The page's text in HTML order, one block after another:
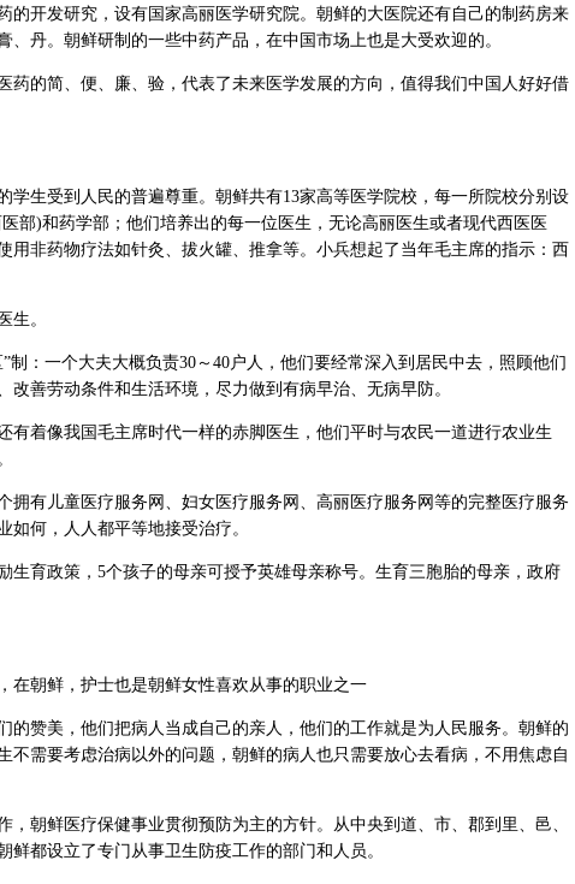
的开发研究，设有国家高丽医学研究院。朝鲜的大医院还有自己的制药房来
、丹。朝鲜研制的一些中药产品，在中国市场上也是大受欢迎的。
药的简、便、廉、验，代表了未来医学发展的方向，值得我们中国人好好借
学生受到人民的普遍尊重。朝鲜共有13家高等医学院校，每一所院校分别设
部)和药学部；他们培养出的每一位医生，无论高丽医生或者现代西医医
用非药物疗法如针灸、拔火罐、推拿等。小兵想起了当年毛主席的指示：西
生。
制：一个大夫大概负责30～40户人，他们要经常深入到居民中去，照顾他们
改善劳动条件和生活环境，尽力做到有病早治、无病早防。
有着像我国毛主席时代一样的赤脚医生，他们平时与农民一道进行农业生
拥有儿童医疗服务网、妇女医疗服务网、高丽医疗服务网等的完整医疗服务
如何，人人都平等地接受治疗。
生育政策，5个孩子的母亲可授予英雄母亲称号。生育三胞胎的母亲，政府
在朝鲜，护士也是朝鲜女性喜欢从事的职业之一
的赞美，他们把病人当成自己的亲人，他们的工作就是为人民服务。朝鲜的
不需要考虑治病以外的问题，朝鲜的病人也只需要放心去看病，不用焦虑自
，朝鲜医疗保健事业贯彻预防为主的方针。从中央到道、市、郡到里、邑、
鲜都设立了专门从事卫生防疫工作的部门和人员。